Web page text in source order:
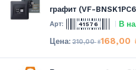
графит (VF-
41576 В
210,00₴168,00